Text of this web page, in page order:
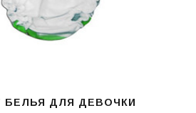
БЕЛЬЯ ДЛЯ ДЕВОЧКИ